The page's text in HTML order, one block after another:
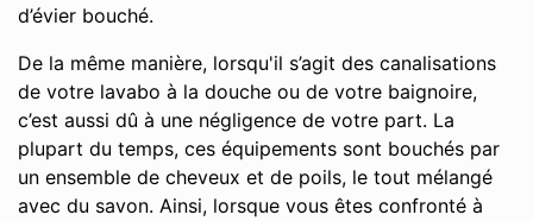
d’évier bouché.
De la même manière, lorsqu'il s’agit des canalisations
de votre lavabo à la douche ou de votre baignoire,
c’est aussi dû à une négligence de votre part. La
plupart du temps, ces équipements sont bouchés par
un ensemble de cheveux et de poils, le tout mélangé
avec du savon. Ainsi, lorsque vous êtes confronté à